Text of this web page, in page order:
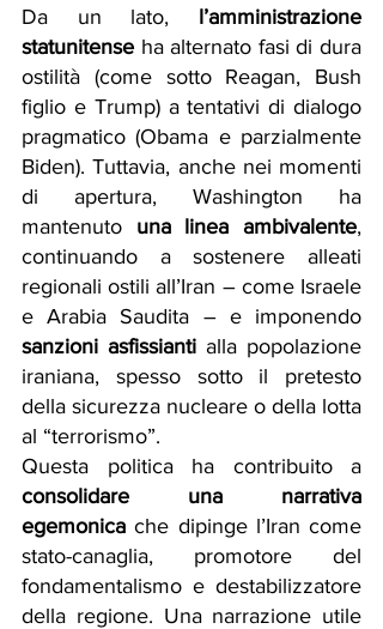
Da un lato, l’amministrazione
statunitense ha alternato fasi di dura
ostilità (come sotto Reagan, Bush
figlio e Trump) a tentativi di dialogo
pragmatico (Obama e parzialmente
Biden). Tuttavia, anche nei momenti
di apertura, Washington ha
mantenuto una linea ambivalente,
continuando a sostenere alleati
regionali ostili all’Iran – come Israele
sanzioni asfissianti alla popolazione
iraniana, spesso sotto il pretesto
della sicurezza nucleare o della lotta
al “terrorismo”.
consolidare una narrativa
egemonica che dipinge l’Iran come
stato-canaglia, promotore del
fondamentalismo e destabilizzatore
della regione. Una narrazione utile